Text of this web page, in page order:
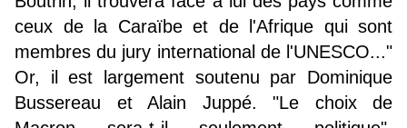
ceux de la Caraïbe et de l'Afrique qui sont
membres du jury international de l'UNESCO..."
Or, il est largement soutenu par Dominique
Bussereau et Alain Juppé. "Le choix de